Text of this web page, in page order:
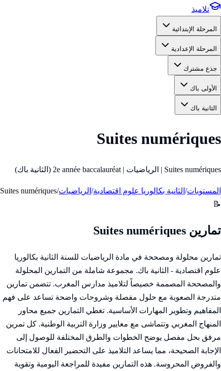
تلاميذ
المرحلة الإبتدائية
المرحلة الإعدادية
جذع مشترك
الأولى باك
الثانية باك
Suites numériques
Suites numériques | الرياضيات | 2e année baccalauréat (الثانية باك)
المستويات/ الثانية بكالوريا علوم اقتصادية/ الرياضيات/
Suites numériques
📝
تمارين Suites numériques
تمارين محلولة ومصححة في مادة الرياضيات للسنة الثانية بكالوريا
علوم اقتصادية - الثانية باك. مجموعة شاملة من التمارين المحلولة
والمصححة المصممة خصيصاً لتلاميذ مدارس المغرب. تتضمن تمارين
متدرجة الصعوبة مع حلول مفصلة وشروحات واضحة تساعد على فهم
المفاهيم وتطوير المهارات الأساسية. تغطي التمارين جميع محاور
المنهاج المغربي وتتماشى مع معايير وزارة التربية الوطنية. كل تمرين
مرفق بحل مفصل يوضح الخطوات والطرق المختلفة للوصول إلى
الإجابة الصحيحة، مما يساعد التلاميذ على التحضير الفعال للامتحانات
والفروض المحروسة. هذه التمارين مفيدة للمراجعة اليومية وتقوية